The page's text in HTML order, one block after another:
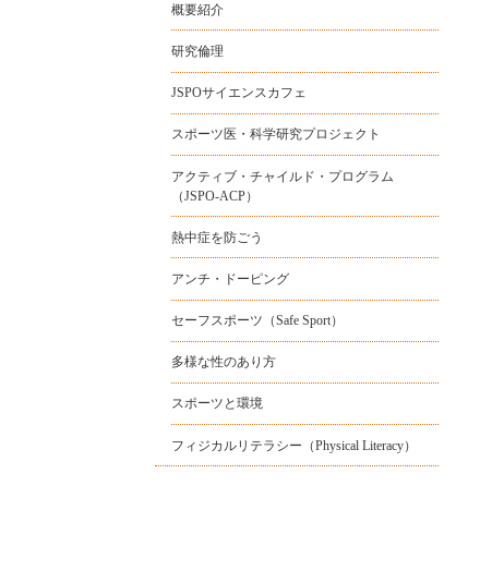
概要紹介
研究倫理
JSPOサイエンスカフェ
スポーツ医・科学研究プロジェクト
アクティブ・チャイルド・プログラム
（JSPO-ACP）
熱中症を防ごう
アンチ・ドーピング
セーフスポーツ（Safe Sport）
多様な性のあり方
スポーツと環境
フィジカルリテラシー（Physical Literacy）